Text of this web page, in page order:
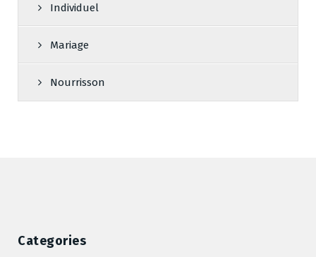
Individuel
Mariage
Nourrisson
Categories